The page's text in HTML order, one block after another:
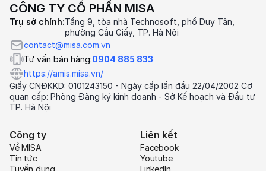
CÔNG TY CỔ PHẦN MISA
Trụ sở chính:Tầng 9, tòa nhà Technosoft, phố Duy Tân,
phường Cầu Giấy, TP. Hà Nội
contact@misa.com.vn
Tư vấn bán hàng:0904 885 833
https://amis.misa.vn/
Giấy CNĐKKD: 0101243150 - Ngày cấp lần đầu 22/04/2002 Cơ
quan cấp: Phòng Đăng ký kinh doanh - Sở Kế hoạch và Đầu tư
TP. Hà Nội
Công ty
Về MISA
Tin tức
Tuyển dụng
Liên kết
Facebook
Youtube
LinkedIn